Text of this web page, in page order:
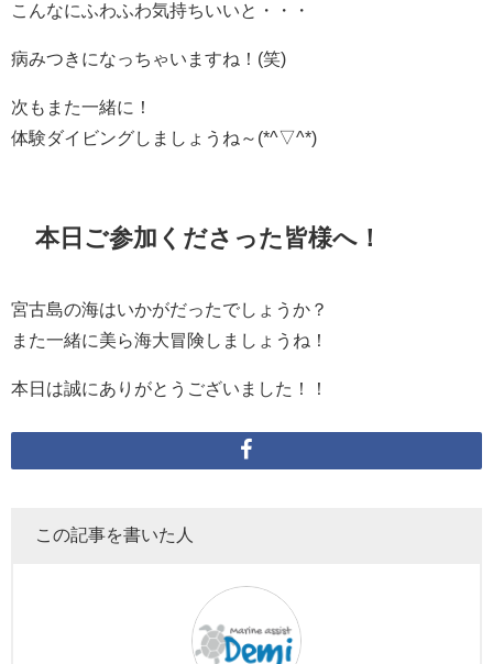
こんなにふわふわ気持ちいいと・・・
病みつきになっちゃいますね！(笑)
次もまた一緒に！
体験ダイビングしましょうね～(*^▽^*)
本日ご参加くださった皆様へ！
宮古島の海はいかがだったでしょうか？
また一緒に美ら海大冒険しましょうね！
本日は誠にありがとうございました！！
この記事を書いた人